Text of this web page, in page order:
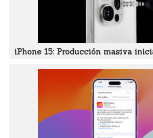
iPhone 15: Producción masiva